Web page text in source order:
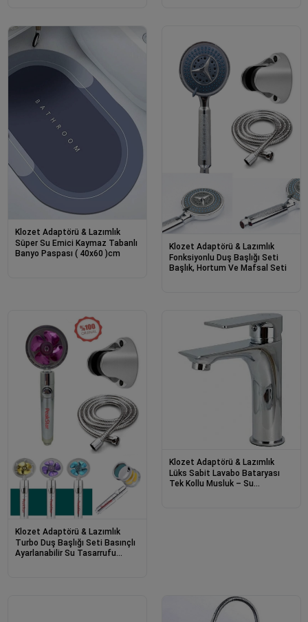
Klozet Adaptörü & Lazımlık
Süper Su Emici Kaymaz Tabanlı
Banyo Paspası ( 40x60 )cm
Klozet Adaptörü & Lazımlık
Fonksiyonlu Duş Başlığı Seti
Başlık, Hortum Ve Mafsal Seti
Klozet Adaptörü & Lazımlık
Turbo Duş Başlığı Seti Basınçlı
Ayarlanabilir Su Tasarrufu
Klozet Adaptörü & Lazımlık
Lüks Sabit Lavabo Bataryası
Tek Kollu Musluk – Su